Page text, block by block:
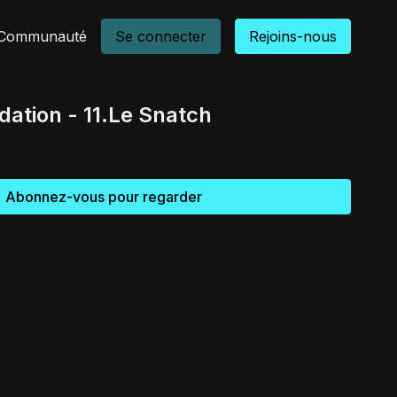
Se connecter Rejoins-nous
- 11.Le Snatch
Abonnez-vous pour regarder